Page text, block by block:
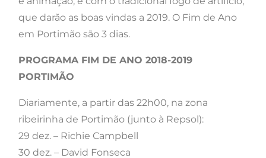
que darão as boas vindas a 2019. O Fim de Ano
em Portimão são 3 dias.
PROGRAMA FIM DE ANO 2018-2019
PORTIMÃO
Diariamente, a partir das 22h00, na zona
ribeirinha de Portimão (junto à Repsol):
29 dez. – Richie Campbell
30 dez. – David Fonseca